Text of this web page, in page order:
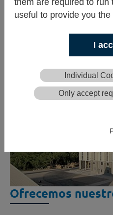
them are required to run
useful to provide you
I
Individual
Only accept
Ofrecemos